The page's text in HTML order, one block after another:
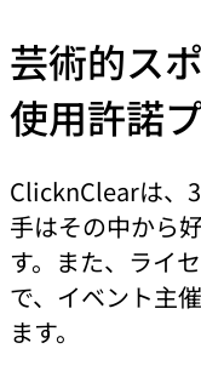
芸術的ス
使用許諾
ClicknClearは、
手はその中から
す。また、ライ
で、イベント主
ます。